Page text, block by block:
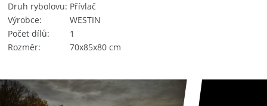
Druh rybolovu Přívlač
Výrobce
WESTIN
Počet dílů
1
Rozměr
70x85x80 cm